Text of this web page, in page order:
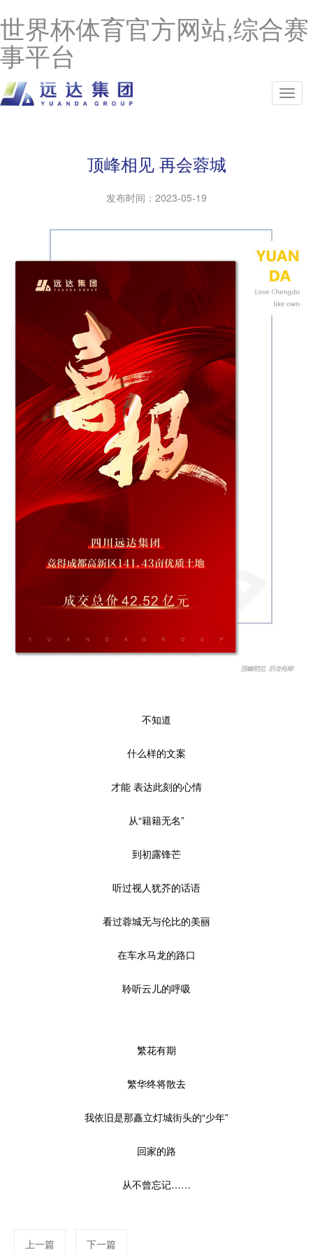
世界杯体育官方网站,综合赛
事平台
顶峰相见 再会蓉城
发布时间： 2023-05-19
不知道
什么样的文案
才能 表达此刻的心情
从“籍籍无名”
到初露锋芒
听过视人犹芥的话语
看过蓉城无与伦比的美丽
在车水马龙的路口
聆听云儿的呼吸
繁花有期
繁华终将散去
我依旧是那矗立灯城街头的“少年”
回家的路
从不曾忘记……
上一篇 下一篇